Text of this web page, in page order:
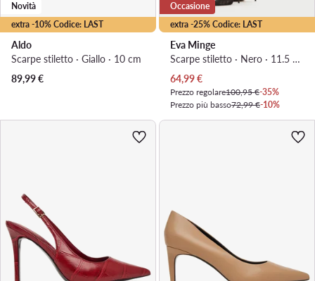
extra -10% Codice: LAST
Novità
Aldo
Scarpe stiletto · Giallo · 10 cm
89,99€
extra -25% Codice: LAST
Occasione
Eva Minge
Scarpe stiletto · Nero · 11.5 cm
Prezzo attuale
64,99€
Prezzo regolare100,95 €-35%
Prezzo più basso72,99 €-10%